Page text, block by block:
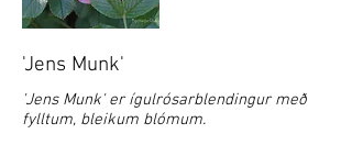
'Jens Munk'
'Jens Munk' er ígulrósarblendingur með
fylltum, bleikum blómum.